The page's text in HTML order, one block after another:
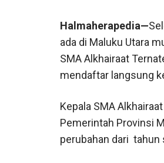
Halmaherapedia—
ada di Maluku Utara
SMA Alkhairaat
mendaftar langsung
Kepala SMA
Pemerintah Provinsi
perubahan dari tahun